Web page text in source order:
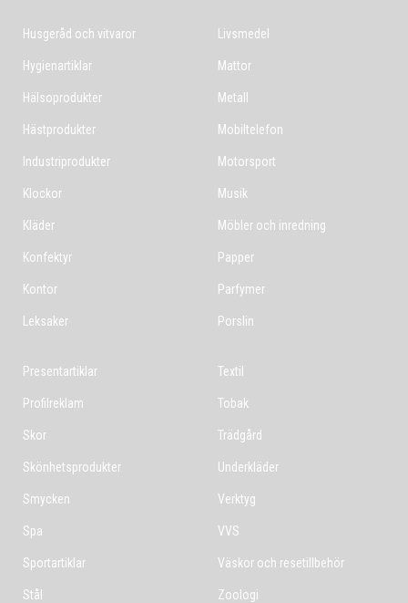
Husgeråd och vitvaror
Hygienartiklar
Hälsoprodukter
Hästprodukter
Industriprodukter
Klockor
Kläder
Konfektyr
Kontor
Leksaker
Livsmedel
Mattor
Metall
Mobiltelefon
Motorsport
Musik
Möbler och inredning
Papper
Parfymer
Porslin
Presentartiklar
Profilreklam
Skor
Skönhetsprodukter
Smycken
Spa
Sportartiklar
Stål
Textil
Tobak
Trädgård
Underkläder
Verktyg
VVS
Väskor och resetillbehör
Zoologi